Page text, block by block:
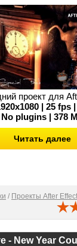
проект для
| 25 fps
No plugins | 378
Читать далее
/ Проекты After